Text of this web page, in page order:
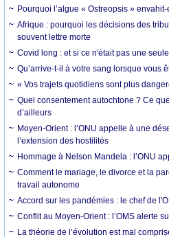
Pourquoi l’algue « Ostreopsis »
Afrique : pourquoi les décisions des
souvent lettre morte
Covid long : et si ce n'était pas une
Qu’arrive-t-il à votre sang lorsque vous
« Vos trajets quotidiens sont plus
Quel consentement autochtone ? Ce
d’ailleurs
Moyen-Orient : l’ONU appelle à une
l’extension des hostilités
Hommage à Nelson Mandela : l’ONU
Comment le mariage, le divorce et la
travail autonome
Accord sur les pandémies : le chef de
Conflit au Moyen-Orient : l’OMS alerte
La théorie de l’évolution est mal